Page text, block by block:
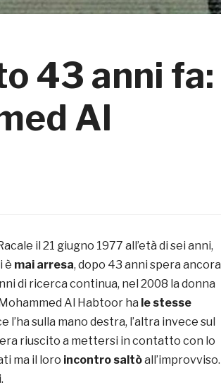
43 anni fa:
Al
il 21 giugno 1977 all’età di sei anni,
è mai arresa, dopo 43 anni spera ancora
di ricerca continua, nel 2008 la donna
Al Habtoor ha le stesse
l’ha sulla mano destra, l’altra invece sul
riuscito a mettersi in contatto con lo
ma il loro incontro saltòall’improvviso.